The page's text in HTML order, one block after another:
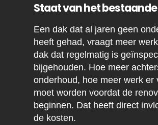
Staat van het
Een dak dat al jaren geen
heeft gehad, vraagt meer
dak dat regelmatig is
bijgehouden. Hoe meer
onderhoud, hoe meer werk er
moet worden voordat de
beginnen. Dat heeft direct
de kosten.